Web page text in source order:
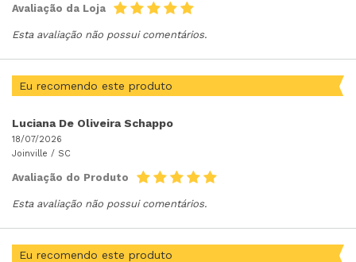
Avaliação da Loja
Esta avaliação não possui comentários.
Eu recomendo este produto
Luciana De Oliveira Schappo
18/07/2026
Joinville / SC
Avaliação do Produto
Esta avaliação não possui comentários.
Eu recomendo este produto